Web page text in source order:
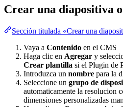
Crear una diapositiva
Sección titulada «Crear una
Vaya a Contenido en el CMS
Haga clic en Agregar y
Crear plantilla si el Plugin de
Introduzca un nombre para la
Seleccione un grupo de
automaticamente la resolucion
dimensiones personalizadas